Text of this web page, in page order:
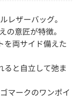
レザーバッグ。
の意匠が特徴。
を両サイド備えた
ると自立して弛ま
マークのワンポイ